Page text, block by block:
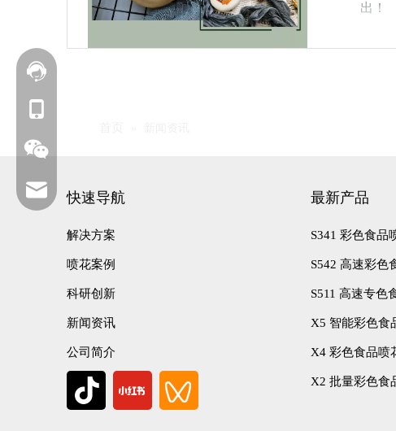
出！
快速导航
解决方案
喷花案例
科研创新
新闻资讯
公司简介
最新产品
S341 彩色食品
S542 高速彩色
S511 高速专色
X5 智能彩色食
X4 彩色食品喷
X2 批量彩色食
service@foodarttech.com